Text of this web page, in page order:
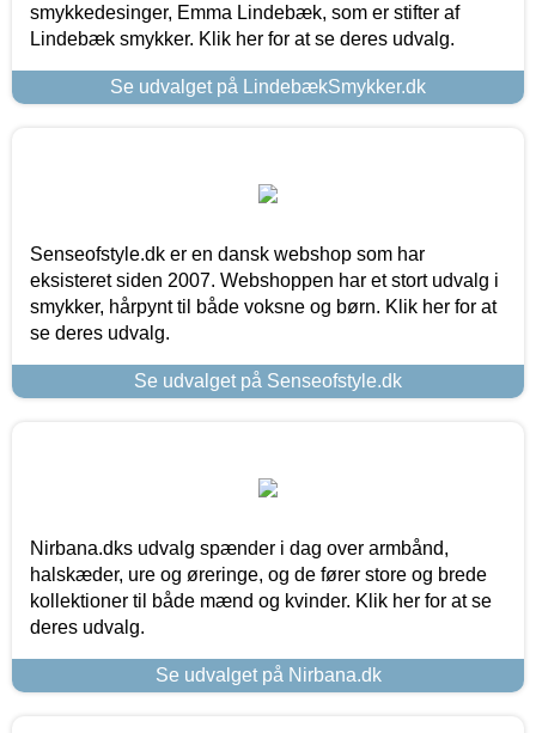
smykkedesinger, Emma Lindebæk, som er stifter af
Lindebæk smykker. Klik her for at se deres udvalg.
Se udvalget på LindebækSmykker.dk
Senseofstyle.dk er en dansk webshop som har
eksisteret siden 2007. Webshoppen har et stort udvalg i
smykker, hårpynt til både voksne og børn. Klik her for at
se deres udvalg.
Se udvalget på Senseofstyle.dk
Nirbana.dks udvalg spænder i dag over armbånd,
halskæder, ure og øreringe, og de fører store og brede
kollektioner til både mænd og kvinder. Klik her for at se
deres udvalg.
Se udvalget på Nirbana.dk